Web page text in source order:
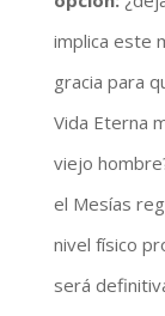
implica este
gracia para
Vida Eterna
viejo
el Mesías
nivel físico
será